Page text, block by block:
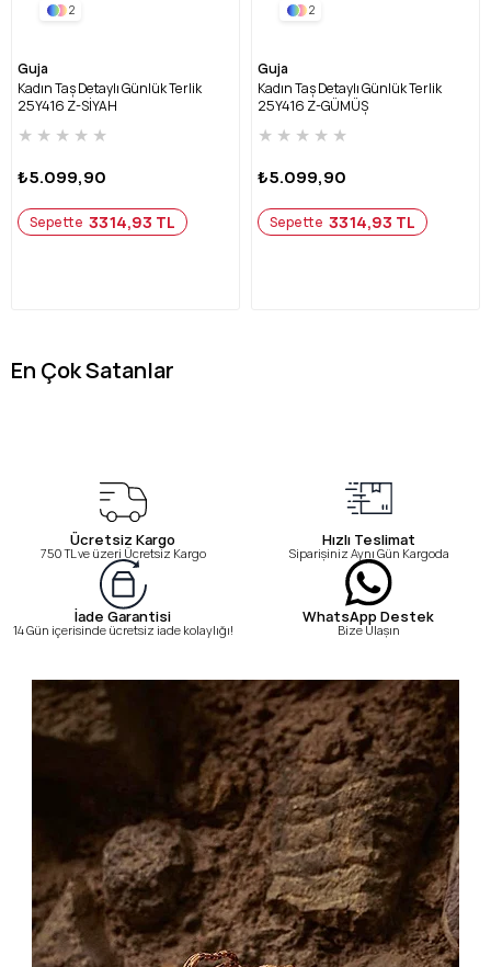
2
Guja
Kadın Taş Detaylı Günlük Terlik
25Y416 Z-SİYAH
★ ★ ★ ★ ★
₺5.099,90
Sepette 3314,93 TL
2
Guja
Kadın Taş Detaylı Günlük Terlik
25Y416 Z-GÜMÜŞ
★ ★ ★ ★ ★
₺5.099,90
Sepette 3314,93 TL
En Çok Satanlar
Ücretsiz Kargo
750 TL ve üzeri Ücretsiz Kargo
Hızlı Teslimat
Siparişiniz Aynı Gün Kargoda
İade Garantisi
14 Gün içerisinde ücretsiz iade kolaylığı!
WhatsApp Destek
Bize Ulaşın